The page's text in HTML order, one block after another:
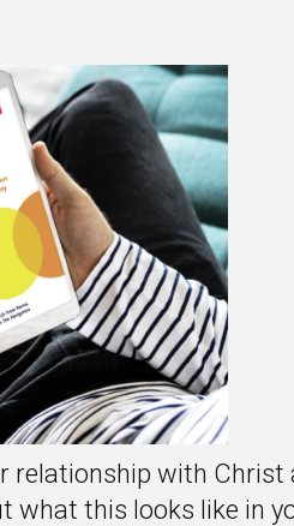
relationship with Christ
what this looks like in